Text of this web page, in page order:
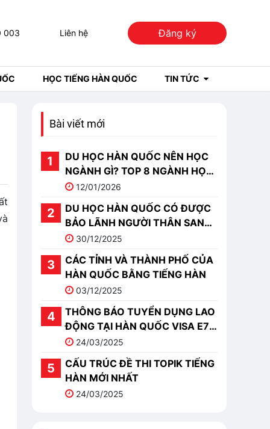
003 Liên hệ Đăng ký
HỌC TIẾNG HÀN QUỐC TIN TỨC
Bài viết mới
DU HỌC HÀN QUỐC NÊN HỌC
NGÀNH GÌ? TOP 8 NGÀNH HỌC
TRIỂN VỌNG NHẤT
12/01/2026
DU HỌC HÀN QUỐC CÓ ĐƯỢC
BẢO LÃNH NGƯỜI THÂN SANG
HÀN KHÔNG?
30/12/2025
CÁC TỈNH VÀ THÀNH PHỐ CỦA
HÀN QUỐC BẰNG TIẾNG HÀN
03/12/2025
THÔNG BÁO TUYỂN DỤNG LAO
ĐỘNG TẠI HÀN QUỐC VISA E7-
1
24/03/2025
CẤU TRÚC ĐỀ THI TOPIK TIẾNG
HÀN MỚI NHẤT
24/03/2025